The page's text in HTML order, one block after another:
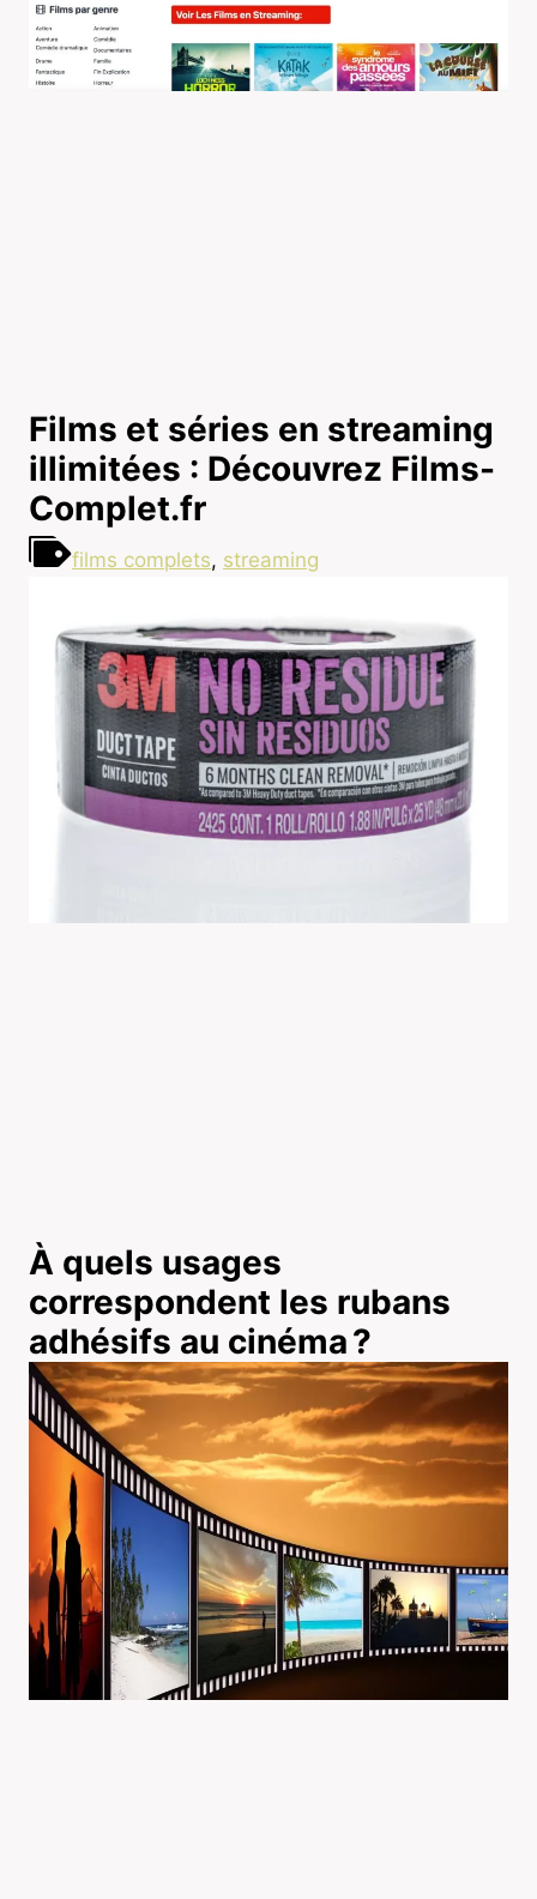
Films et séries en streaming
illimitées : Découvrez Films-
Complet.fr
films complets, streaming
À quels usages
correspondent les rubans
adhésifs au cinéma ?